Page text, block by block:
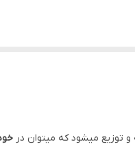
و توزیع میشود که میتوان در